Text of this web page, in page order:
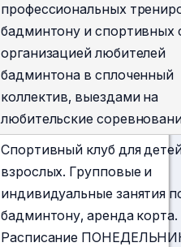
профессиональных
бадминтону и спортивных
организацией любителей
бадминтона в сплоченный
коллектив, выездами на
любительские
Спортивный клуб для
взрослых. Групповые и
индивидуальные занятия
бадминтону, аренда корта.
Расписание